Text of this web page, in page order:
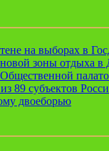
на выборах в
зоны отдыха в
89 субъектов
двоеборью